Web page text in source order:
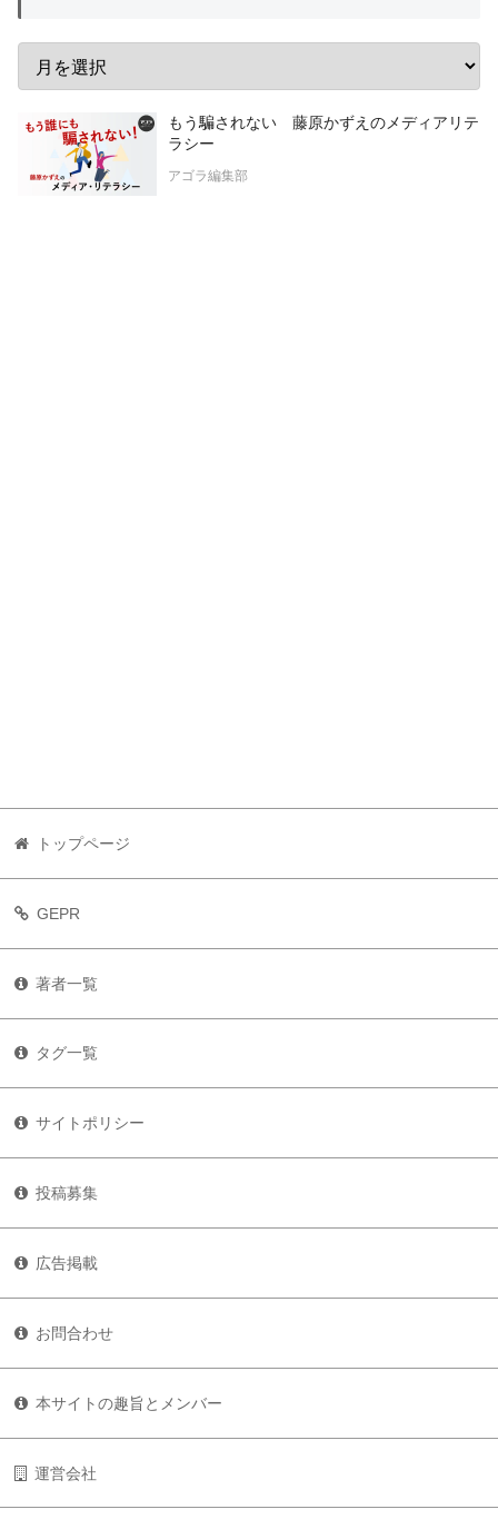
もう騙されない 藤原かずえのメディアリテ
ラシー
アゴラ編集部
トップページ
GEPR
著者一覧
タグ一覧
サイトポリシー
投稿募集
広告掲載
お問合わせ
本サイトの趣旨とメンバー
運営会社